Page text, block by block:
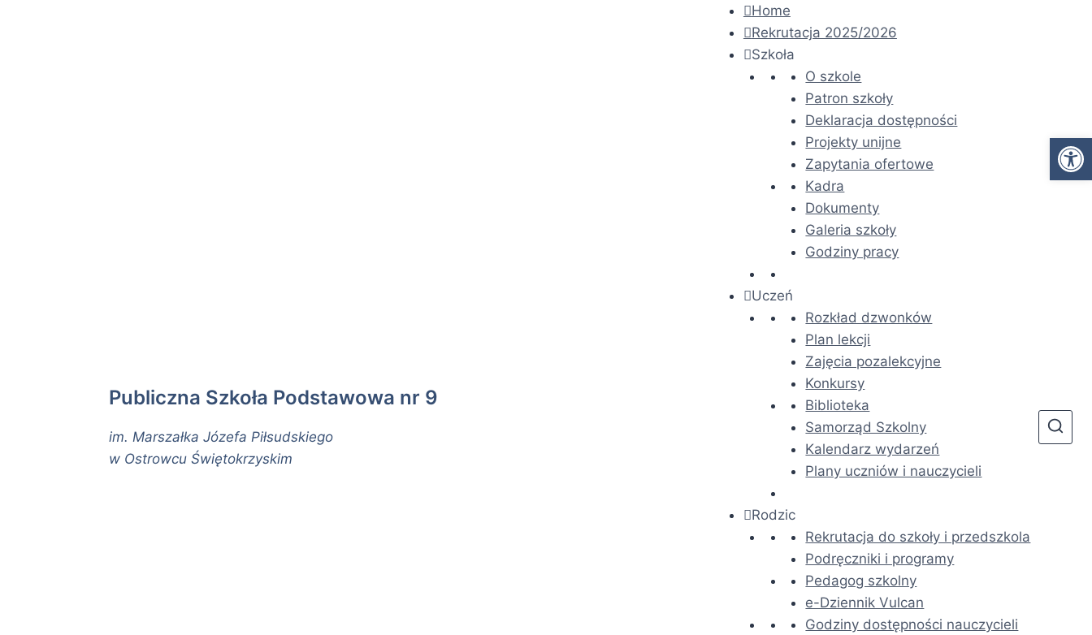
Publiczna Szkoła Podstawowa nr 9
im. Marszałka Józefa Piłsudskiego
w Ostrowcu Świętokrzyskim
Home
Rekrutacja 2025/2026
Szkoła
O szkole
Patron szkoły
Deklaracja dostępności
Projekty unijne
Zapytania ofertowe
Kadra
Dokumenty
Galeria szkoły
Godziny pracy
Uczeń
Rozkład dzwonków
Plan lekcji
Zajęcia pozalekcyjne
Konkursy
Biblioteka
Samorząd Szkolny
Kalendarz wydarzeń
Plany uczniów i nauczycieli
Rodzic
Rekrutacja do szkoły i przedszkola
Podręczniki i programy
Pedagog szkolny
e-Dziennik Vulcan
Godziny dostępności nauczycieli